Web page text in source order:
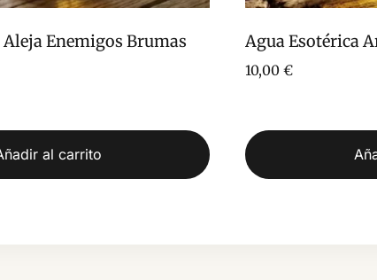
Enemigos Brumas
al carrito
Agua Esotérica
10,00 €